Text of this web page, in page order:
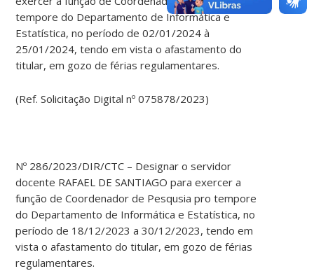
tempore do Departamento de Informática e
Estatística, no período de 02/01/2024 à
25/01/2024, tendo em vista o afastamento do
titular, em gozo de férias regulamentares.
(Ref. Solicitação Digital nº 075878/2023)
Nº 286/2023/DIR/CTC – Designar o servidor
docente RAFAEL DE SANTIAGO para exercer a
função de Coordenador de Pesqusia pro tempore
do Departamento de Informática e Estatística, no
período de 18/12/2023 a 30/12/2023, tendo em
vista o afastamento do titular, em gozo de férias
regulamentares.